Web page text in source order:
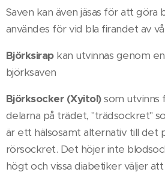
Saven kan även jäsas för att göra
användes för vid bla firandet av
Björksirap kan utvinnas genom
björksaven
Björksocker (Xyitol)som utvinns
delarna på trädet, "trädsockret"
är ett hälsosamt alternativ till det
rörsockret. Det höjer inte
högt och vissa diabetiker väljer att